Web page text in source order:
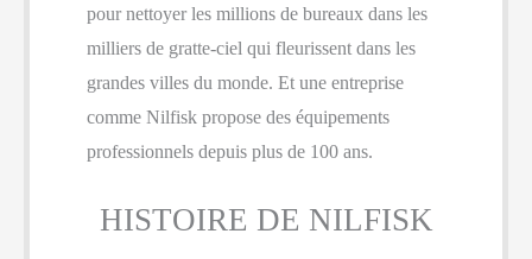
pour nettoyer les millions de bureaux dans les
milliers de gratte-ciel qui fleurissent dans les
grandes villes du monde. Et une entreprise
comme Nilfisk propose des équipements
professionnels depuis plus de 100 ans.
HISTOIRE DE NILFISK